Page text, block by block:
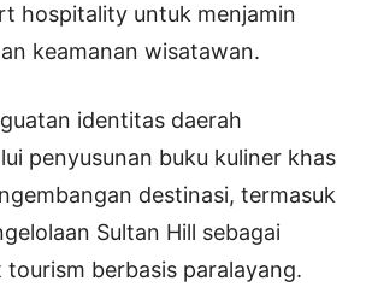
hospitality untuk menjamin
keamanan wisatawan.
identitas daerah
penyusunan buku kuliner khas
destinasi, termasuk
Sultan Hill sebagai
berbasis paralayang.